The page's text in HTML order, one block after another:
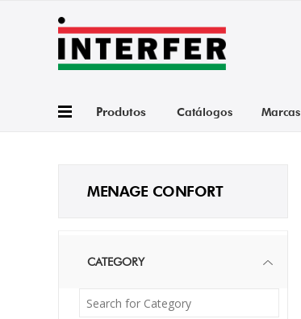
Produtos Catálogos Marcas
MENAGE CONFORT
CATEGORY